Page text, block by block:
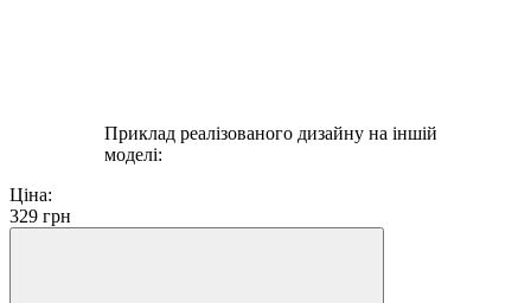
Приклад реалізованого дизайну на іншій
моделі:
Ціна:
329 грн